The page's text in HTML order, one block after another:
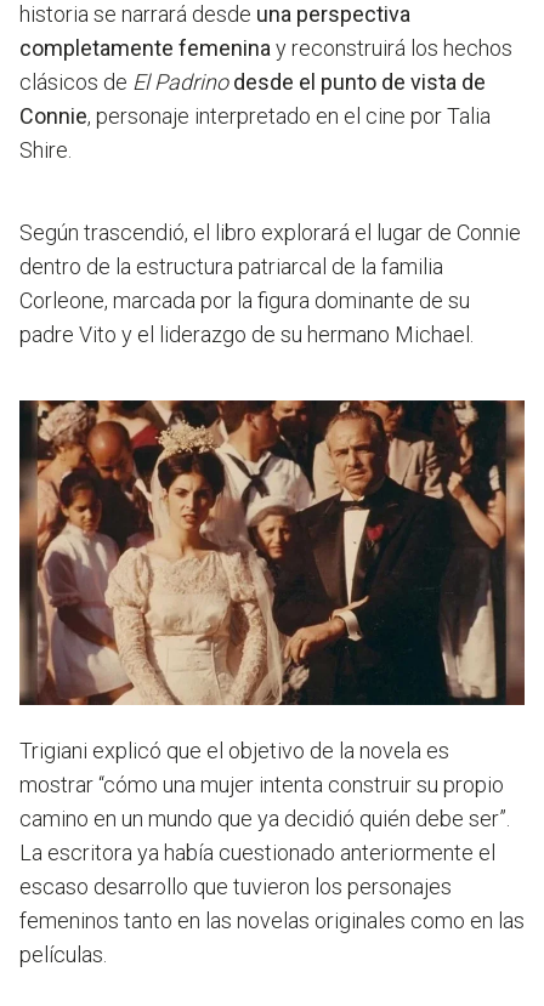
historia se narrará desde una perspectiva
completamente femenina y reconstruirá los hechos
clásicos de El Padrino desde el punto de vista de
Connie, personaje interpretado en el cine por Talia
Shire.
Según trascendió, el libro explorará el lugar de Connie
dentro de la estructura patriarcal de la familia
Corleone, marcada por la figura dominante de su
padre Vito y el liderazgo de su hermano Michael.
Trigiani explicó que el objetivo de la novela es
mostrar“cómo una mujer intenta construir su propio
camino en un mundo que ya decidió quién debe ser”.
La escritora ya había cuestionado anteriormente el
escaso desarrollo que tuvieron los personajes
femeninos tanto en las novelas originales como en las
películas.